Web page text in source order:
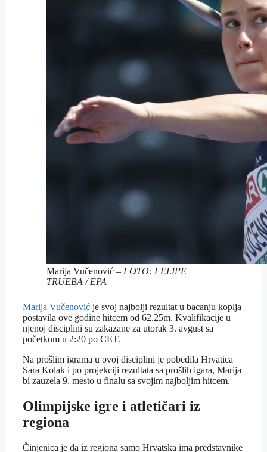
Marija Vučenović – FOTO: FELIPE
TRUEBA / EPA
Marija Vučenović je svoj najbolji rezultat u bacanju koplja
postavila ove godine hitcem od 62.25m. Kvalifikacije u
njenoj disciplini su zakazane za utorak 3. avgust sa
početkom u 2:20 po CET.
Na prošlim igrama u ovoj disciplini je pobedila Hrvatica
Sara Kolak i po projekciji rezultata sa prošlih igara, Marija
bi zauzela 9. mesto u finalu sa svojim najboljim hitcem.
Olimpijske igre i atletičari iz
regiona
Činjenica je da iz regiona samo Hrvatska ima predstavnike